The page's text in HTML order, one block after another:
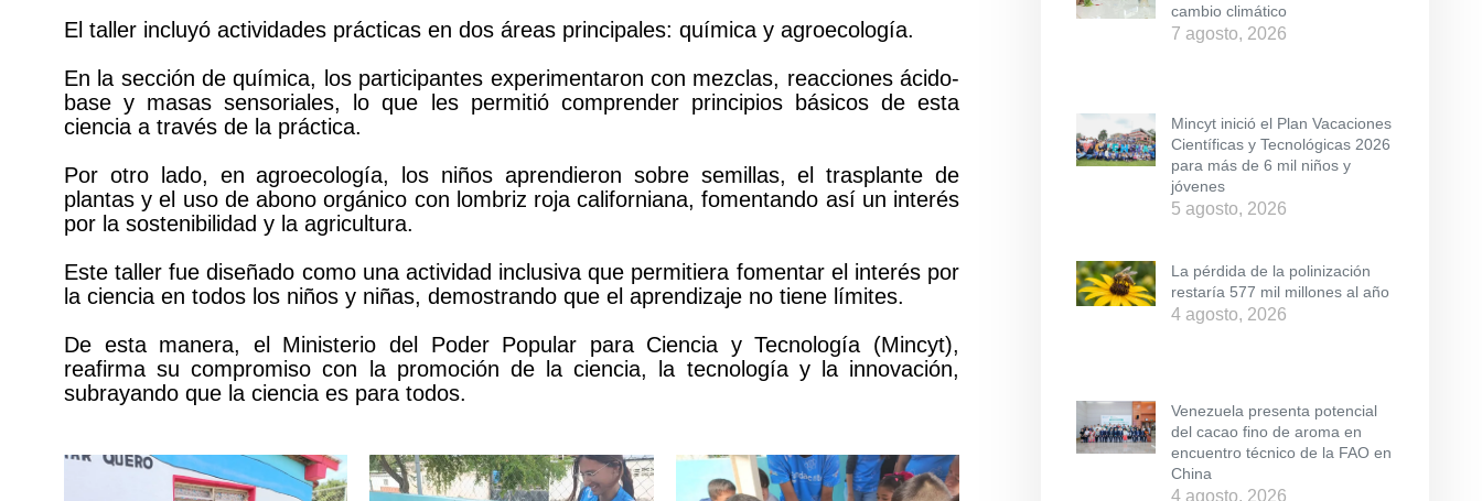
El taller incluyó actividades prácticas en dos áreas principales: química y agroecología.
En la sección de química, los participantes experimentaron con mezclas, reacciones ácido-
base y masas sensoriales, lo que les permitió comprender principios básicos de esta
ciencia a través de la práctica.
Por otro lado, en agroecología, los niños aprendieron sobre semillas, el trasplante de
plantas y el uso de abono orgánico con lombriz roja californiana, fomentando así un interés
por la sostenibilidad y la agricultura.
Este taller fue diseñado como una actividad inclusiva que permitiera fomentar el interés por
la ciencia en todos los niños y niñas, demostrando que el aprendizaje no tiene límites.
De esta manera, el Ministerio del Poder Popular para Ciencia y Tecnología (Mincyt),
reafirma su compromiso con la promoción de la ciencia, la tecnología y la innovación,
subrayando que la ciencia es para todos.
cambio climático
7 agosto, 2026
Mincyt inició el Plan Vacaciones
Científicas y Tecnológicas 2026
para más de 6 mil niños y
jóvenes
5 agosto, 2026
La pérdida de la polinización
restaría 577 mil millones al año
4 agosto, 2026
Venezuela presenta potencial
del cacao fino de aroma en
encuentro técnico de la FAO en
China
4 agosto, 2026